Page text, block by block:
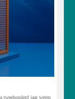
jaar weten